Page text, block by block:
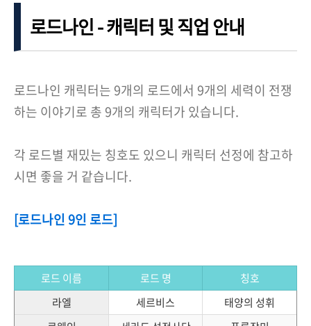
로드나인 - 캐릭터 및 직업 안내
로드나인 캐릭터는 9개의 로드에서 9개의 세력이 전쟁
하는 이야기로 총 9개의 캐릭터가 있습니다.
각 로드별 재밌는 칭호도 있으니 캐릭터 선정에 참고하
시면 좋을 거 같습니다.
[로드나인 9인 로드]
로드 이름 로드 명
칭호
라엘
세르비스
태양의 성휘